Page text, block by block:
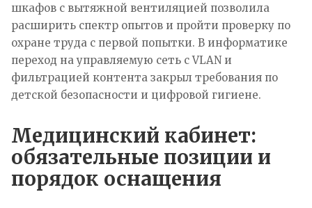
шкафов с вытяжной вентиляцией позволила
расширить спектр опытов и пройти проверку по
охране труда с первой попытки. В информатике
переход на управляемую сеть с VLAN и
фильтрацией контента закрыл требования по
детской безопасности и цифровой гигиене.
Медицинский кабинет:
обязательные позиции и
порядок оснащения